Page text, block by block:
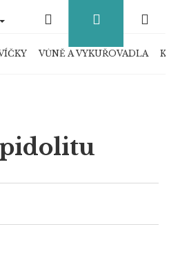
VŮNĚ A VYKUŘOVADLA
Hledat Přihlášení
košík